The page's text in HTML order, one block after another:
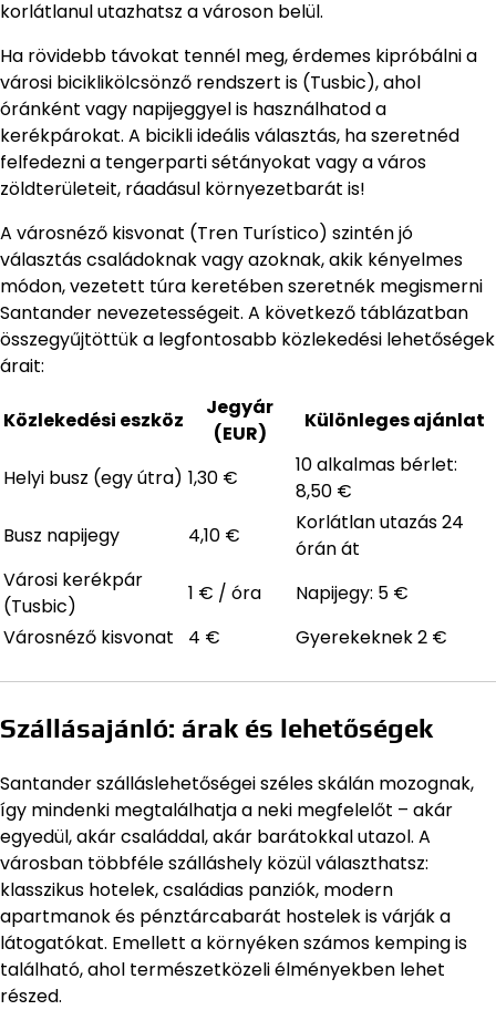
korlátlanul utazhatsz a városon belül.
Ha rövidebb távokat tennél meg, érdemes kipróbálni a
városi biciklikölcsönző rendszert is (Tusbic), ahol
óránként vagy napijeggyel is használhatod a
kerékpárokat. A bicikli ideális választás, ha szeretnéd
felfedezni a tengerparti sétányokat vagy a város
zöldterületeit, ráadásul környezetbarát is!
A városnéző kisvonat (Tren Turístico) szintén jó
választás családoknak vagy azoknak, akik kényelmes
módon, vezetett túra keretében szeretnék megismerni
Santander nevezetességeit. A következő táblázatban
összegyűjtöttük a legfontosabb közlekedési lehetőségek
árait:
Közlekedési eszköz
Jegyár
(EUR)
Különleges ajánlat
Helyi busz (egy útra) 1,30 €
10 alkalmas bérlet:
8,50 €
Busz napijegy
4,10 €
Korlátlan utazás 24
órán át
Városi kerékpár
(Tusbic)
1 € / óra
Napijegy: 5 €
Városnéző kisvonat
4 € Gyerekeknek 2 €
Szállásajánló: árak és lehetőségek
Santander szálláslehetőségei széles skálán mozognak,
így mindenki megtalálhatja a neki megfelelőt – akár
egyedül, akár családdal, akár barátokkal utazol. A
városban többféle szálláshely közül választhatsz:
klasszikus hotelek, családias panziók, modern
apartmanok és pénztárcabarát hostelek is várják a
látogatókat. Emellett a környéken számos kemping is
található, ahol természetközeli élményekben lehet
részed.